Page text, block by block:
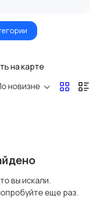
Уход за кожей
на карте
новизне
вы искали.
еще раз.